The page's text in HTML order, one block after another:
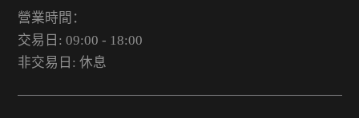
營業時間：
交易日: 09:00 - 18:00
非交易日: 休息